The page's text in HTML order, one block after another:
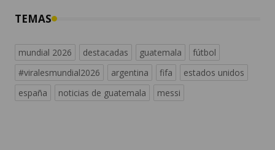
españa
noticias de guatemala messi